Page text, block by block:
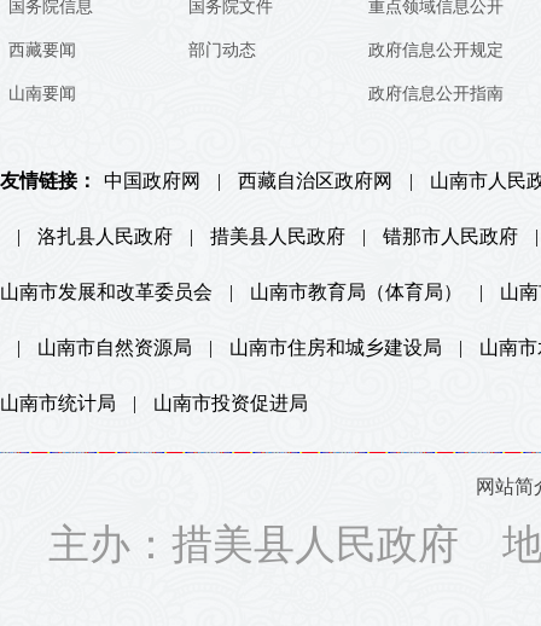
国务院信息
西藏要闻
山南要闻
国务院文件
部门动态
重点领域信息公开
政府信息公开规定
政府信息公开指南
友情链接： 中国政府网 | 西藏自治区政府网 | 山南市人民
| 洛扎县人民政府 | 措美县人民政府 | 错那市人民政府 |
山南市发展和改革委员会 | 山南市教育局（体育局） | 山
| 山南市自然资源局 | 山南市住房和城乡建设局 | 山南
山南市统计局 | 山南市投资促进局
网站简
主办：措美县人民政府